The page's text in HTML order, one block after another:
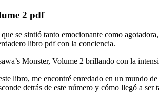
2 pdf
se sintió tanto emocionante como
libro pdf con la conciencia.
Monster, Volume 2 brillando con la
libro, me encontré enredado en un mundo
detrás de este número y cómo llegó a ser